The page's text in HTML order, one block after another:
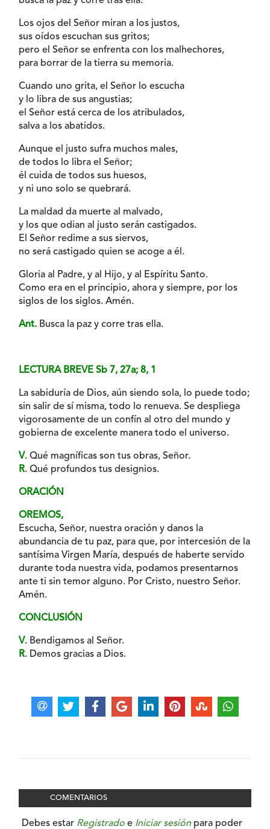
Los ojos del Señor miran a los justos,
sus oídos escuchan sus gritos;
pero el Señor se enfrenta con los malhechores,
para borrar de la tierra su memoria.
Cuando uno grita, el Señor lo escucha
y lo libra de sus angustias;
el Señor está cerca de los atribulados,
salva a los abatidos.
Aunque el justo sufra muchos males,
de todos lo libra el Señor;
él cuida de todos sus huesos,
y ni uno solo se quebrará.
La maldad da muerte al malvado,
y los que odian al justo serán castigados.
El Señor redime a sus siervos,
no será castigado quien se acoge a él.
Gloria al Padre, y al Hijo, y al Espíritu Santo.
Como era en el principio, ahora y siempre, por los
siglos de los siglos. Amén.
Ant. Busca la paz y corre tras ella.
LECTURA BREVE Sb 7, 27a; 8, 1
La sabiduría de Dios, aún siendo sola, lo puede todo;
sin salir de sí misma, todo lo renueva. Se despliega
vigorosamente de un confín al otro del mundo y
gobierna de excelente manera todo el universo.
V. Qué magníficas son tus obras, Señor.
R. Qué profundos tus designios.
ORACIÓN
OREMOS,
Escucha, Señor, nuestra oración y danos la
abundancia de tu paz, para que, por intercesión de la
santísima Virgen María, después de haberte servido
durante toda nuestra vida, podamos presentarnos
ante ti sin temor alguno. Por Cristo, nuestro Señor.
Amén.
CONCLUSIÓN
V. Bendigamos al Señor.
R. Demos gracias a Dios.
COMENTARIOS
Debes estar Registrado e Iniciar sesión para poder